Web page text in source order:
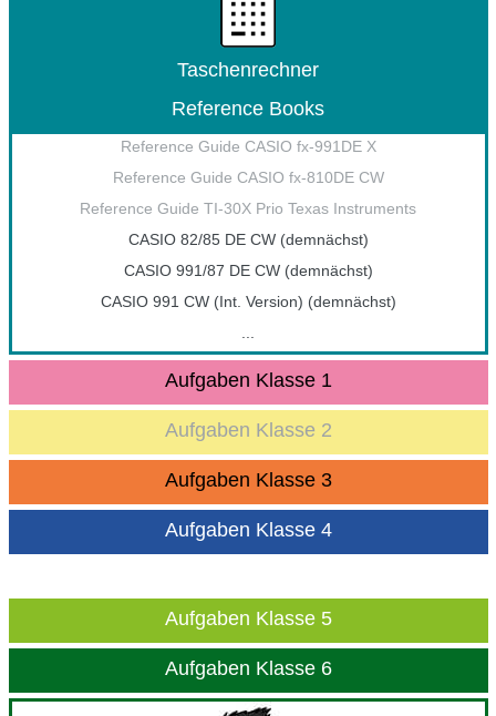
Taschenrechner
Reference Books
Reference Guide CASIO fx-991DE X
Reference Guide CASIO fx-810DE CW
Reference Guide TI-30X Prio Texas Instruments
CASIO 82/85 DE CW (demnächst)
CASIO 991/87 DE CW (demnächst)
CASIO 991 CW (Int. Version) (demnächst)
Aufgaben Klasse 1
Aufgaben Klasse 2
Aufgaben Klasse 3
Aufgaben Klasse 4
Aufgaben Klasse 5
Aufgaben Klasse 6